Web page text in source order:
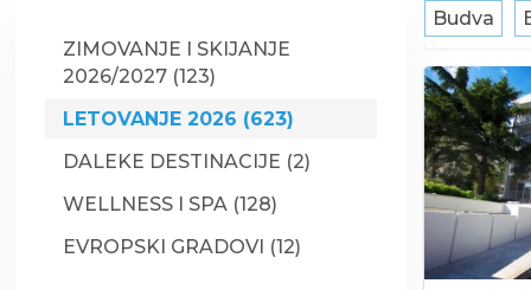
ZIMOVANJE I SKIJANJE
2026/2027 (123)
LETOVANJE 2026 (623)
DALEKE DESTINACIJE (2)
WELLNESS I SPA (128)
EVROPSKI GRADOVI (12)
Budva